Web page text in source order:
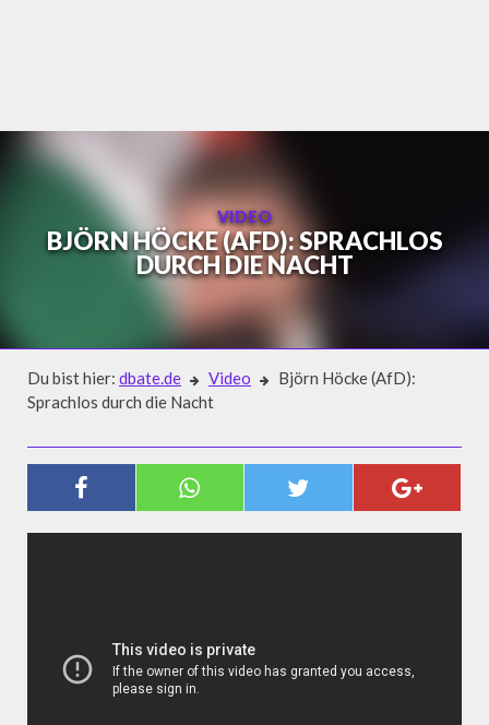
VIDEO
BJÖRN HÖCKE (AFD): SPRACHLOS
DURCH DIE NACHT
Du bist hier: dbate.de Video
Björn Höcke (AfD):
Sprachlos durch die Nacht
BJÖRN HÖCKE (AFD): SPRACHLOS
DURCH DIE NACHT